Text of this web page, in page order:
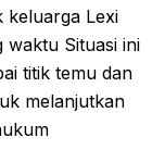
keluarga Lexi
waktu Situasi ini
titik temu dan
melanjutkan